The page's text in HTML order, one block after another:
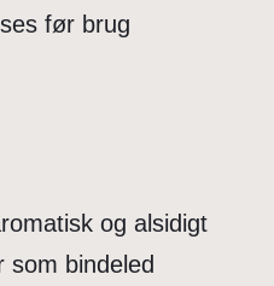
før brug
og alsidigt
som bindeled